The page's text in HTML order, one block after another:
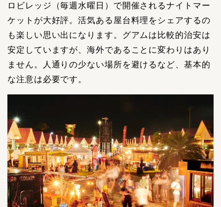
ロビレッジ（毎週水曜日）で開催されるナイトマー
ケットが大好評。活気ある屋台料理をシェアするの
も楽しい思い出になります。グアムは比較的治安は
安定していますが、海外であることに変わりはあり
ません。人通りの少ない場所を避けるなど、基本的
な注意は必要です。